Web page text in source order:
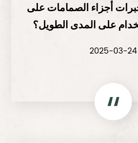
أجزاء الصمامات على
على المدى الطويل؟
2025-03-24